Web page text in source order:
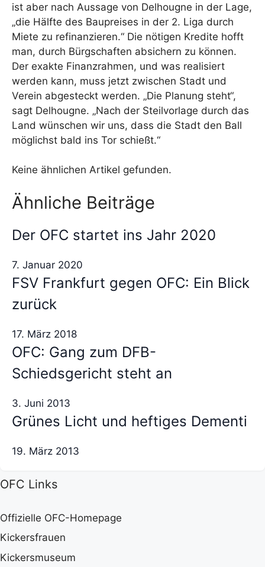
ist aber nach Aussage von Delhougne in der Lage,
„die Hälfte des Baupreises in der 2. Liga durch
Miete zu refinanzieren.“ Die nötigen Kredite hofft
man, durch Bürgschaften absichern zu können.
Der exakte Finanzrahmen, und was realisiert
werden kann, muss jetzt zwischen Stadt und
Verein abgesteckt werden. „Die Planung steht“,
sagt Delhougne. „Nach der Steilvorlage durch das
Land wünschen wir uns, dass die Stadt den Ball
möglichst bald ins Tor schießt.“
Keine ähnlichen Artikel gefunden.
Ähnliche Beiträge
Der OFC startet ins Jahr 2020
7. Januar 2020
FSV Frankfurt gegen OFC: Ein Blick
zurück
17. März 2018
OFC: Gang zum DFB-
Schiedsgericht steht an
3. Juni 2013
Grünes Licht und heftiges Dementi
19. März 2013
OFC Links
Offizielle OFC-Homepage
Kickersfrauen
Kickersmuseum